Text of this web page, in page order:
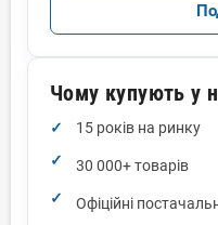
Чому купують у
15 років на ринку
30 000+ товарів
Офіційні